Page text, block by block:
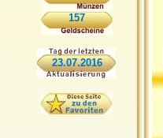
157
23.07.2016